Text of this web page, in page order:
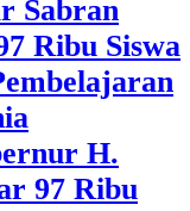
Sabran
Ribu Siswa
H.
97 Ribu